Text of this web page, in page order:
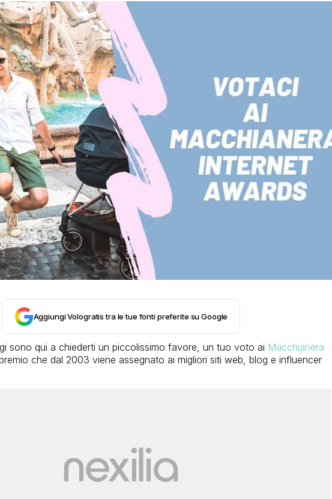
Aggiungi Vologratis tra le tue fonti preferite su Google
sono qui a chiederti un piccolissimo favore, un tuo voto ai Macchianera
che dal 2003 viene assegnato ai migliori siti web, blog e influencer